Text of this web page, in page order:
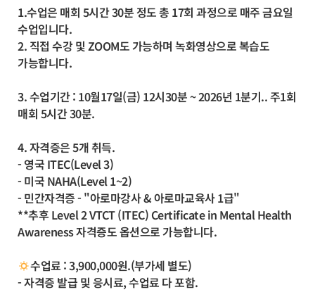
1.수업은 매회 5시간 30분 정도 총 17회 과정으로 매주 금요일
수업입니다.
2. 직접 수강 및 ZOOM도 가능하며 녹화영상으로 복습도
가능합니다.
3. 수업기간 : 10월17일(금) 12시30분 ~ 2026년 1분기.. 주1회
매회 5시간 30분.
4. 자격증은 5개 취득.
- 영국 ITEC(Level 3)
- 미국 NAHA(Level 1~2)
- 민간자격증 - "아로마강사 & 아로마교육사 1급"
**추후 Level 2 VTCT (ITEC) Certificate in Mental Health
Awareness 자격증도 옵션으로 가능합니다.
수업료 : 3,900,000원.(부가세 별도)
- 자격증 발급 및 응시료, 수업료 다 포함.